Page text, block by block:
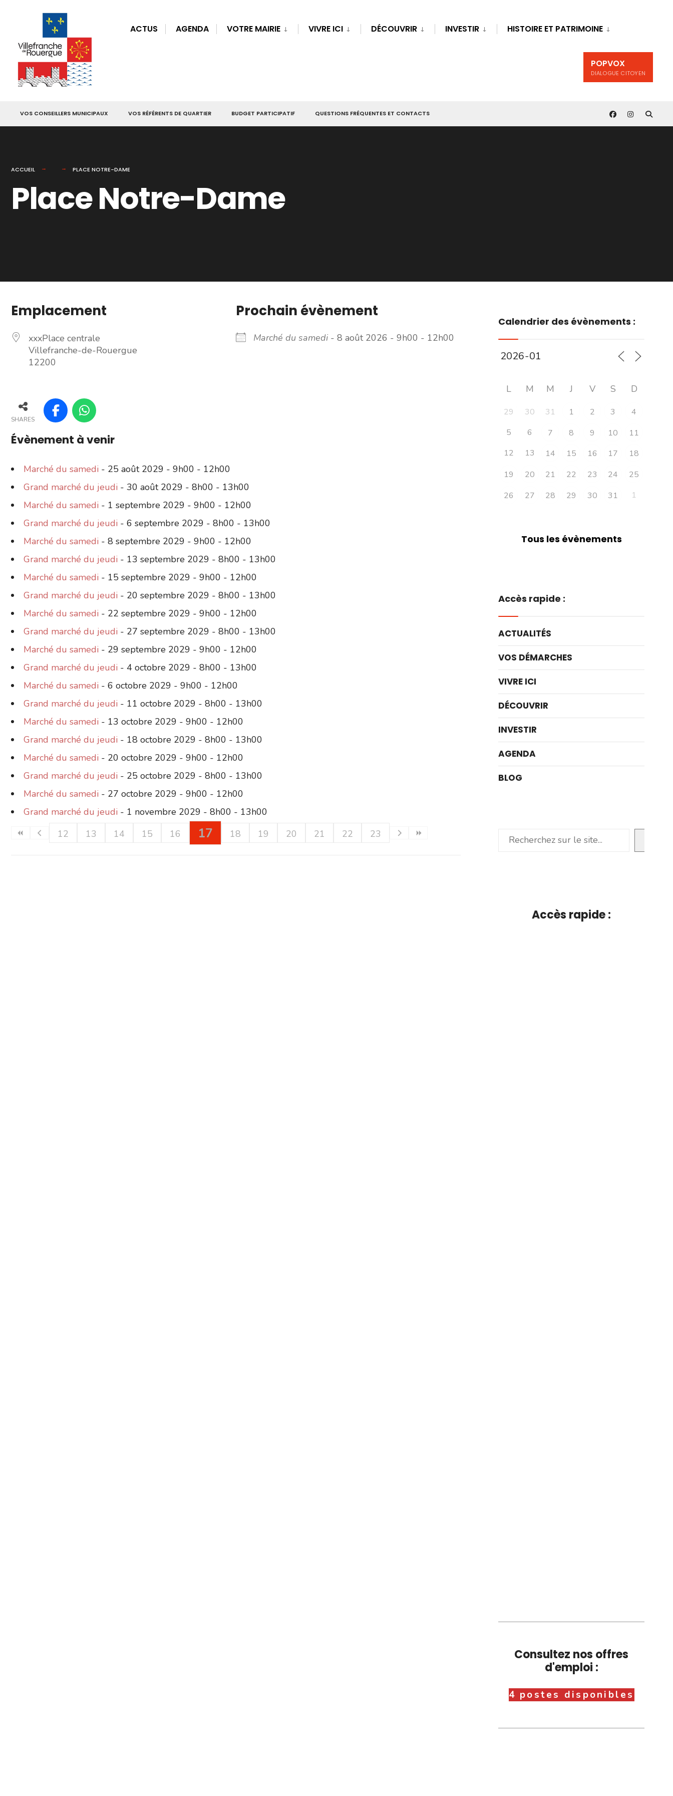
ACTUS AGENDA VOTRE MAIRIE VIVRE ICI DÉCOUVRIR INVESTIR HISTOIRE ET PATRIMOINE
POPVOX
DIALOGUE CITOYEN
VOS CONSEILLERS MUNICIPAUX VOS RÉFÉRENTS DE QUARTIER BUDGET PARTICIPATIF QUESTIONS FRÉQUENTES ET CONTACTS
ACCUEIL PLACE NOTRE-DAME
Place Notre-Dame
Emplacement
xxxPlace centrale
Villefranche-de-Rouergue
12200
Prochain évènement
Marché du samedi - 8 août 2026 - 9h00 - 12h00
SHARES
Évènement à venir
Marché du samedi - 25 août 2029 - 9h00 - 12h00
Grand marché du jeudi - 30 août 2029 - 8h00 - 13h00
Marché du samedi - 1 septembre 2029 - 9h00 - 12h00
Grand marché du jeudi - 6 septembre 2029 - 8h00 - 13h00
Marché du samedi - 8 septembre 2029 - 9h00 - 12h00
Grand marché du jeudi - 13 septembre 2029 - 8h00 - 13h00
Marché du samedi - 15 septembre 2029 - 9h00 - 12h00
Grand marché du jeudi - 20 septembre 2029 - 8h00 - 13h00
Marché du samedi - 22 septembre 2029 - 9h00 - 12h00
Grand marché du jeudi - 27 septembre 2029 - 8h00 - 13h00
Marché du samedi - 29 septembre 2029 - 9h00 - 12h00
Grand marché du jeudi - 4 octobre 2029 - 8h00 - 13h00
Marché du samedi - 6 octobre 2029 - 9h00 - 12h00
Grand marché du jeudi - 11 octobre 2029 - 8h00 - 13h00
Marché du samedi - 13 octobre 2029 - 9h00 - 12h00
Grand marché du jeudi - 18 octobre 2029 - 8h00 - 13h00
Marché du samedi - 20 octobre 2029 - 9h00 - 12h00
Grand marché du jeudi - 25 octobre 2029 - 8h00 - 13h00
Marché du samedi - 27 octobre 2029 - 9h00 - 12h00
Grand marché du jeudi - 1 novembre 2029 - 8h00 - 13h00
12
13 14 15 16 17 18 19 20 21 22 23
Calendrier des évènements :
L M M J V S D
29 30 31 1 2 3
4
5
6 7 8 9 10
11
12
13 14 15 16 17
18
19
20 21 22 23 24
25
26
27 28 29 30 31 1
Tous les évènements
Accès rapide :
ACTUALITÉS
VOS DÉMARCHES
VIVRE ICI
DÉCOUVRIR
INVESTIR
AGENDA
BLOG
Rechercher
Accès rapide :
Consultez nos offres
d'emploi :
4 postes disponibles